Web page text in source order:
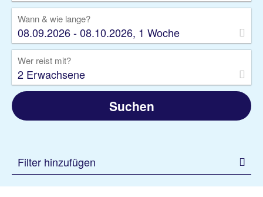
Wann & wie lange?
08.09.2026 - 08.10.2026, 1 Woche
Wer reist mit?
2 Erwachsene
Suchen
Filter hinzufügen